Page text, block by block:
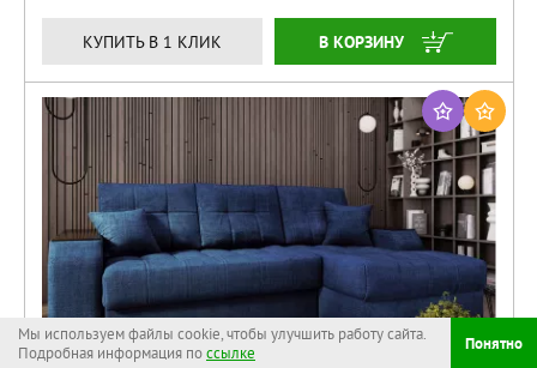
КУПИТЬ В 1 КЛИК ЗАКАЗАТЬ
Мы используем файлы cookie, чтобы улучшить работу сайта.
Подробная информация поссылке Понятно